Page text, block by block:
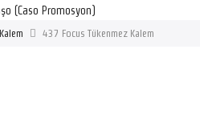
437 Focus Tükenmez Kalem